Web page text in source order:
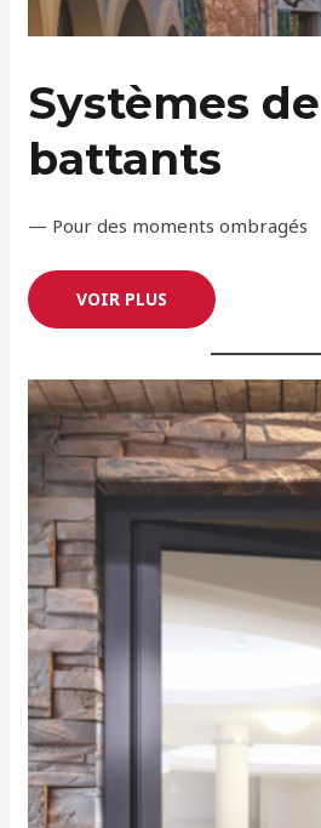
Systèmes
battants
— Pour des moments ombragés
VOIR PLUS